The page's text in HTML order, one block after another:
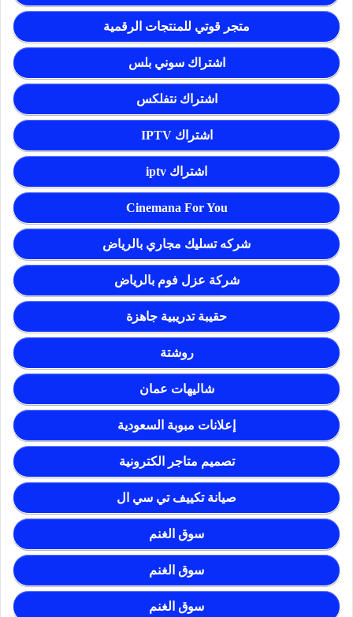
متجر قوتي للمنتجات الرقمية
اشتراك سوني بلس
اشتراك نتفلكس
اشتراك IPTV
اشتراك iptv
Cinemana For You
شركه تسليك مجاري بالرياض
شركة عزل فوم بالرياض
حقيبة تدريبية جاهزة
روشتة
شاليهات عمان
إعلانات مبوبة السعودية
تصميم متاجر الكترونية
صيانة تكييف تي سي ال
سوق الغنم
سوق الغنم
سوق الغنم